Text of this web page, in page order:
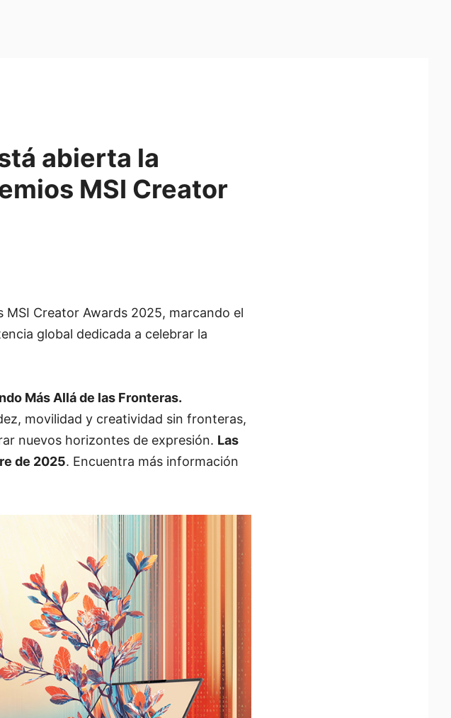
abierta la
MSI Creator
MSI Creator Awards 2025, marcando el
global dedicada a celebrar la
Más Allá de las Fronteras.
movilidad y creatividad sin fronteras,
nuevos horizontes de expresión. Las
de 2025. Encuentra más información